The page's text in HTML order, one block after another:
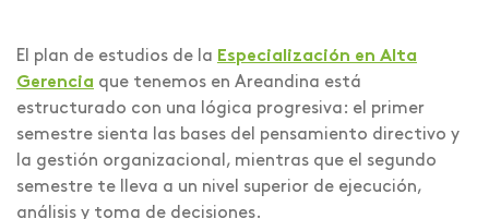
El plan de estudios de la Especialización en Alta
Gerencia que tenemos en Areandina está
estructurado con una lógica progresiva: el primer
semestre sienta las bases del pensamiento directivo y
la gestión organizacional, mientras que el segundo
semestre te lleva a un nivel superior de ejecución,
análisis y toma de decisiones.